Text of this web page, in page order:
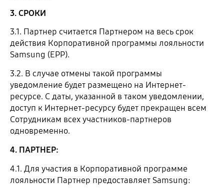
3. СРОКИ
3.1. Партнер считается Партнером на весь срок
действия Корпоративной программы лояльности
Samsung (EPP).
3.2. В случае отмены такой программы
уведомление будет размещено на Интернет-
ресурсе. С даты, указанной в таком уведомлении,
доступ к Интернет-ресурсу будет прекращен всем
Сотрудникам всех участников-партнеров
одновременно.
4. ПАРТНЕР:
4.1. Для участия в Корпоративной программе
лояльности Партнер предоставляет Samsung: